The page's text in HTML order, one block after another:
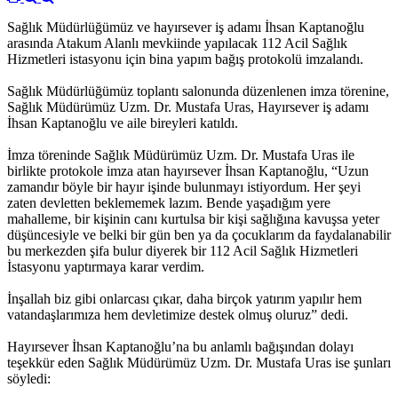
Sağlık Müdürlüğümüz ve hayırsever iş adamı İhsan Kaptanoğlu
arasında Atakum Alanlı mevkiinde yapılacak 112 Acil Sağlık
Hizmetleri istasyonu için bina yapım bağış protokolü imzalandı.
Sağlık Müdürlüğümüz toplantı salonunda düzenlenen imza törenine,
Sağlık Müdürümüz Uzm. Dr. Mustafa Uras, Hayırsever iş adamı
İhsan Kaptanoğlu ve aile bireyleri katıldı.
İmza töreninde Sağlık Müdürümüz Uzm. Dr. Mustafa Uras ile
birlikte protokole imza atan hayırsever İhsan Kaptanoğlu, “Uzun
zamandır böyle bir hayır işinde bulunmayı istiyordum. Her şeyi
zaten devletten beklememek lazım. Bende yaşadığım yere
mahalleme, bir kişinin canı kurtulsa bir kişi sağlığına kavuşsa yeter
düşüncesiyle ve belki bir gün ben ya da çocuklarım da faydalanabilir
bu merkezden şifa bulur diyerek bir 112 Acil Sağlık Hizmetleri
İstasyonu yaptırmaya karar verdim.
İnşallah biz gibi onlarcası çıkar, daha birçok yatırım yapılır hem
vatandaşlarımıza hem devletimize destek olmuş oluruz” dedi.
Hayırsever İhsan Kaptanoğlu’na bu anlamlı bağışından dolayı
teşekkür eden Sağlık Müdürümüz Uzm. Dr. Mustafa Uras ise şunları
söyledi: